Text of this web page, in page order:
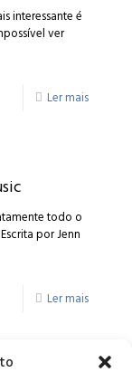
interessante é
ver
Ler mais
todo o
por Jenn
Ler mais